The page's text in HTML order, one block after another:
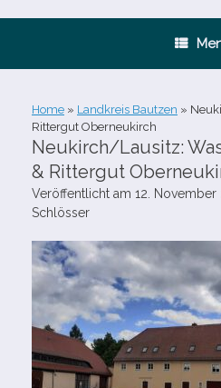
Home » Landkreis Bautzen »
Rittergut Oberneukirch
Neukirch/​Lausitz:
& Rittergut
Veröffentlicht am 12. November
Schlösser